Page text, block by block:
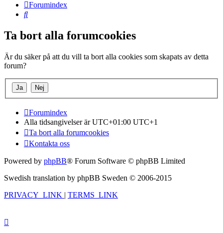
Forumindex
Sök
Ta bort alla forumcookies
Är du säker på att du vill ta bort alla cookies som skapats av detta
forum?
Forumindex
Alla tidsangivelser är UTC+01:00 UTC+1
Ta bort alla forumcookies
Kontakta oss
Powered by phpBB® Forum Software © phpBB Limited
Swedish translation by phpBB Sweden © 2006-2015
PRIVACY_LINK | TERMS_LINK